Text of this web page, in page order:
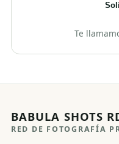
Te
BABULA SHOTS
RED DE FOTOGRAFÍA